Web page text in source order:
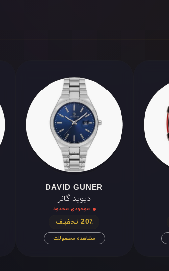
DAVID GUNER
دیوید گانر
موجودی محدود
20٪ تخفیف
مشاهده محصولات